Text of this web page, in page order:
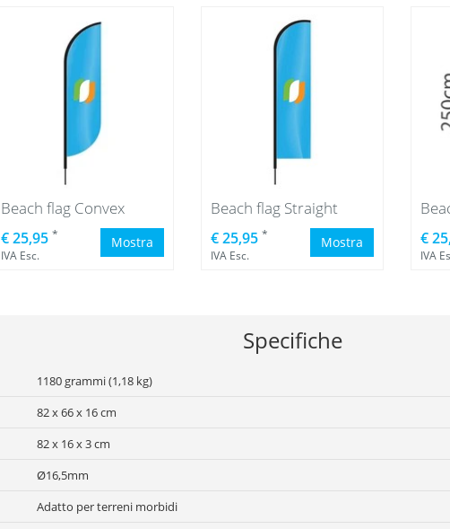
Beach flag Convex
€ 25,95 *
IVA Esc.
Mostra
Beach flag Straight
€ 25,95 *
IVA Esc.
Mostra €
IVA
Specifiche
1180 grammi (1,18 kg)
82 x 66 x 16 cm
82 x 16 x 3 cm
Ø16,5mm
Adatto per terreni morbidi